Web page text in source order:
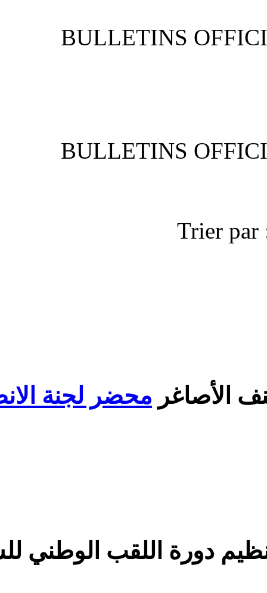
محضر لجنة الانضباط رقم